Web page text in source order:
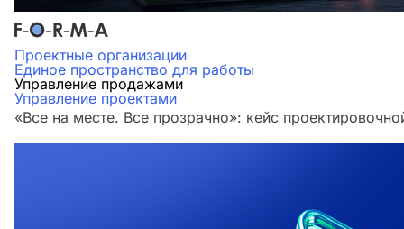
Проектные организации
Единое пространство для работы
Управление продажами
Управление проектами
«Все на месте. Все прозрачно»: кейс